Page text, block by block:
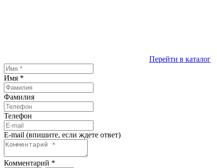
Перейти в каталог
Имя *
Фамилия
Телефон
E-mail (впишите, если ждете ответ)
Комментарий *